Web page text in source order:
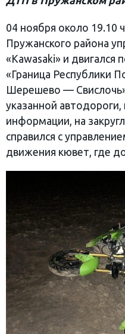
04 ноября около 19.10
Пружанского района
«Kawasaki» и двигался
«Граница Республики
Шерешево —
указанной
информации, на
справился с
движения кювет, где